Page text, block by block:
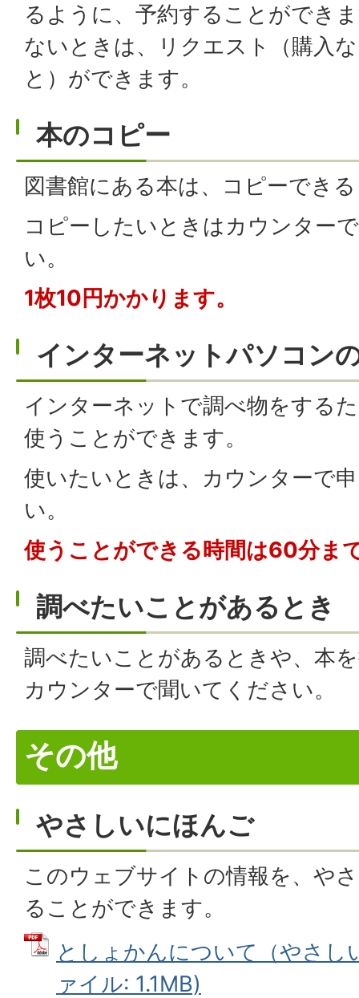
るように、予約することができ
ないときは、リクエスト（購入
と）ができます。
本のコピー
図書館にある本は、コピーでき
コピーしたいときはカウンター
い。
1枚10円かかります。
インターネットパソコン
インターネットで調べ物をする
使うことができます。
使いたいときは、カウンターで
い。
使うことができる時間は60分ま
調べたいことがあるとき
調べたいことがあるときや、本
カウンターで聞いてください。
その他
やさしいにほんご
このウェブサイトの情報を、や
ることができます。
としょかんについて（やさし
ァイル: 1.1MB)